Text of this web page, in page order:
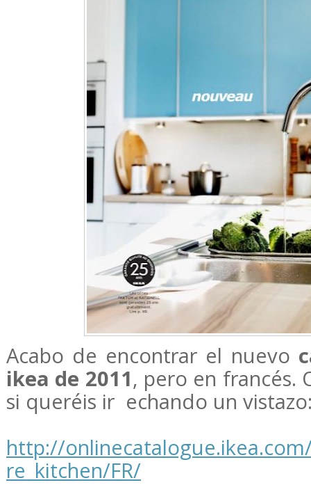
Acabo de encontrar el nuevo
ikea de 2011, pero en francés.
si queréis ir echando un
http://
re_kitchen/FR/